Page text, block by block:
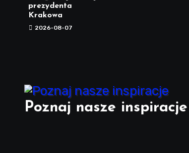
prezydenta
Krakowa
2026-08-07
Poznaj nasze inspiracje